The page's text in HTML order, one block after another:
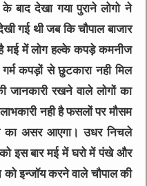
बाद देखा गया पुराने लोगो ने
गई थी जब कि चौपाल बाजार
मई में लोग हल्के कपड़े कमनीज
कपड़ों से छुटकारा नही मिल
जानकारी रखने वाले लोगों का
नही है फसलों पर मौसम
का असर आएगा। उधर निचले
को इस बार मई में घरो में पंखे और
इन्जॉय करने वाले चौपाल की